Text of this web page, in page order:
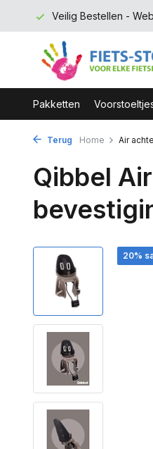
Veilig Bestellen -
Pakketten
Terug Home Air
Qibbel
20%